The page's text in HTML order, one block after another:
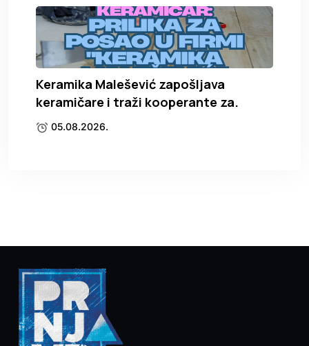
Keramika Malešević zapošljava
keramičare i traži kooperante za.
05.08.2026.